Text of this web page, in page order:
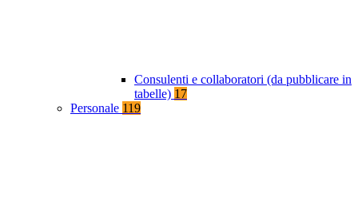
Consulenti e collaboratori (da pubblicare in
tabelle) 17
Personale 119